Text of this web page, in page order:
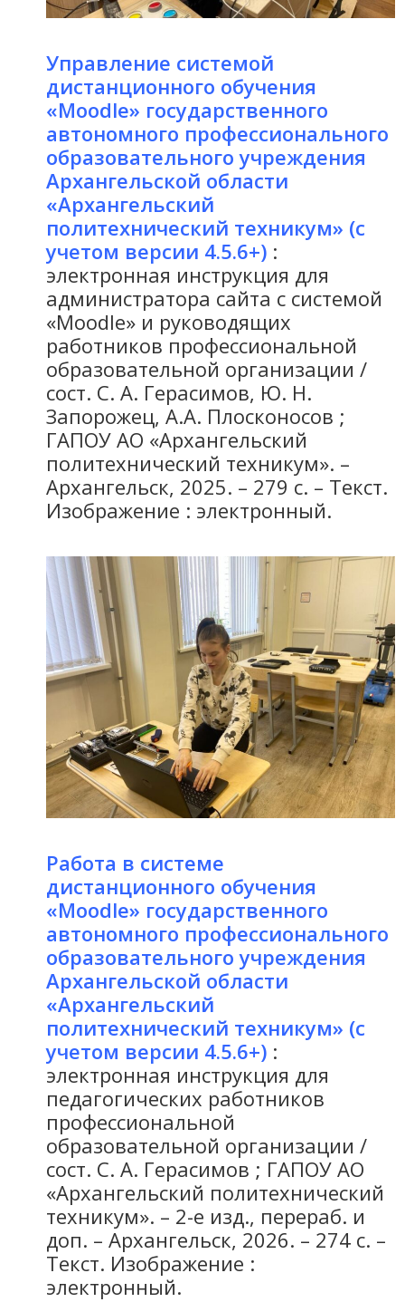
Управление системой
дистанционного обучения
«Moodle» государственного
автономного профессионального
образовательного учреждения
Архангельской области
«Архангельский
политехнический техникум» (с
учетом версии 4.5.6+) :
электронная инструкция для
администратора сайта с системой
«Moodle» и руководящих
работников профессиональной
образовательной организации /
сост. С. А. Герасимов, Ю. Н.
Запорожец, А.А. Плосконосов ;
ГАПОУ АО «Архангельский
политехнический техникум». –
Архангельск, 2025. – 279 с. – Текст.
Изображение : электронный.
Работа в системе
дистанционного обучения
«Moodle» государственного
автономного профессионального
образовательного учреждения
Архангельской области
«Архангельский
политехнический техникум» (с
учетом версии 4.5.6+) :
электронная инструкция для
педагогических работников
профессиональной
образовательной организации /
сост. С. А. Герасимов ; ГАПОУ АО
«Архангельский политехнический
техникум». – 2-е изд., перераб. и
доп. – Архангельск, 2026. – 274 с. –
Текст. Изображение :
электронный.